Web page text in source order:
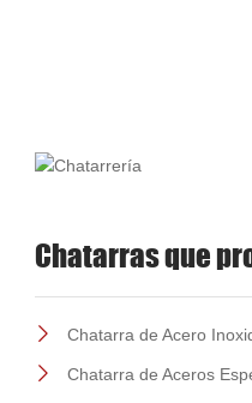
Chatarras que
Chatarra de Acero
Chatarra de Aceros